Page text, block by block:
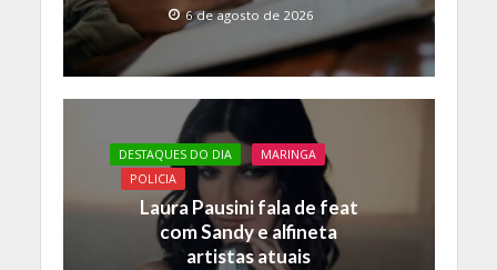
6 de agosto de 2026
DESTAQUES DO DIA
MARINGA
POLICIA
Laura Pausini fala de feat
com Sandy e alfineta
artistas atuais